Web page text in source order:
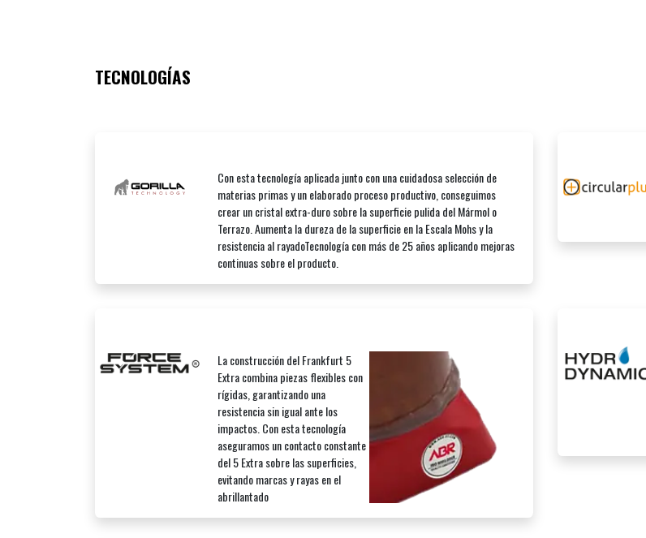
TECNOLOGÍAS
Con esta tecnología aplicada junto con una cuidadosa selección de
materias primas y un elaborado proceso productivo, conseguimos
crear un cristal extra-duro sobre la superficie pulida del Mármol o
Terrazo. Aumenta la dureza de la superficie en la Escala Mohs y la
resistencia al rayadoTecnología con más de 25 años aplicando mejoras
continuas sobre el producto.
La construcción del Frankfurt 5
Extra combina piezas flexibles con
rígidas, garantizando una
resistencia sin igual ante los
impactos. Con esta tecnología
aseguramos un contacto constante
del 5 Extra sobre las superficies,
evitando marcas y rayas en el
abrillantado